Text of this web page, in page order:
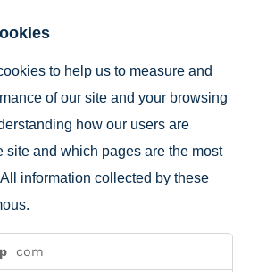
to help us to measure and
of our site and your browsing
how our users are
site and which pages are the most
information collected by these
com